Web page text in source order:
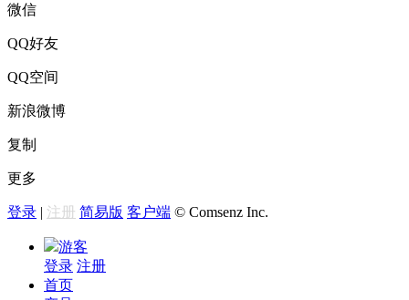
微信
QQ好友
QQ空间
新浪微博
复制
更多
登录 | 注册 简易版 客户端 © Comsenz Inc.
游客
登录 注册
首页